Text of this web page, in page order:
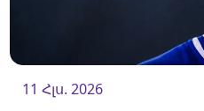
11 Հլս. 2026